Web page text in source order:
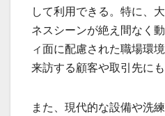
して利用できる。特に、
ネスシーンが絶え間なく
ィ面に配慮された職場環
来訪する顧客や取引先に
また、現代的な設備や洗